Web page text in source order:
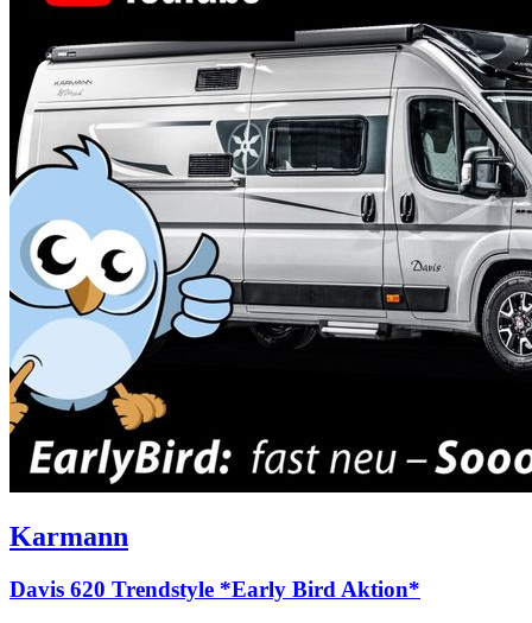
Karmann
Davis 620 Trendstyle *Early Bird Aktion*